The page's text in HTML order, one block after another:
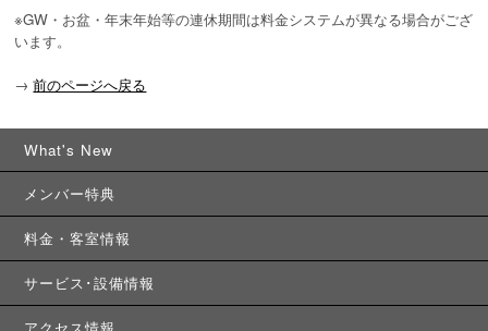
※GW・お盆・年末年始等の連休期間は料金システムが異なる場合がござ
います。
→ 前のページへ戻る
What's New
メンバー特典
料金・客室情報
サービス･設備情報